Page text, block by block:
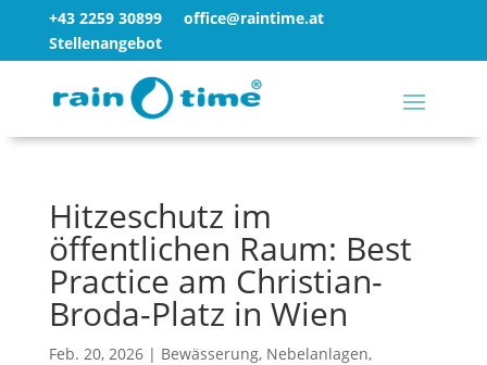
+43 2259 30899
office@raintime.at
Stellenangebot
Hitzeschutz im
öffentlichen Raum: Best
Practice am Christian-
Broda-Platz in Wien
Feb. 20, 2026| Bewässerung, Nebelanlagen,